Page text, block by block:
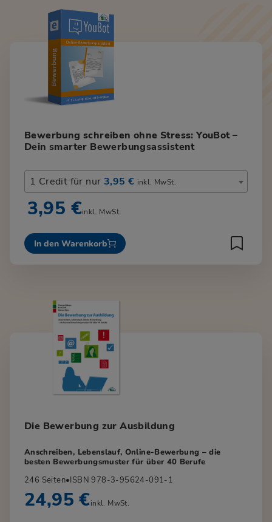
Bewerbung schreiben ohne Stress: YouBot –
Dein smarter Bewerbungsassistent
1 Credit für nur 3,95 € inkl. MwSt.
3,95 €inkl. MwSt.
In den Warenkorb
Die Bewerbung zur Ausbildung
Anschreiben, Lebenslauf, Online-Bewerbung – die
besten Bewerbungsmuster für über 40 Berufe
246 Seiten•ISBN 978-3-95624-091-1
24,95 €inkl. MwSt.